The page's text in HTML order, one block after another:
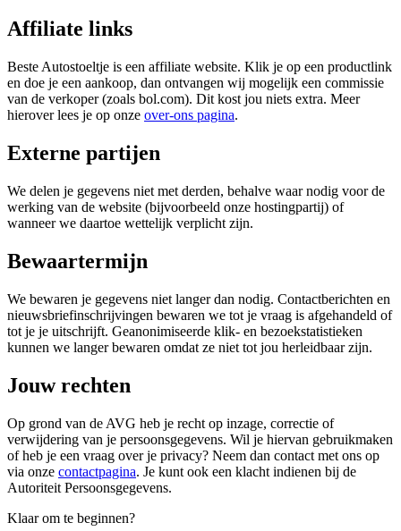
Affiliate links
Beste Autostoeltje is een affiliate website. Klik je op een productlink
en doe je een aankoop, dan ontvangen wij mogelijk een commissie
van de verkoper (zoals bol.com). Dit kost jou niets extra. Meer
hierover lees je op onze over-ons pagina.
Externe partijen
We delen je gegevens niet met derden, behalve waar nodig voor de
werking van de website (bijvoorbeeld onze hostingpartij) of
wanneer we daartoe wettelijk verplicht zijn.
Bewaartermijn
We bewaren je gegevens niet langer dan nodig. Contactberichten en
nieuwsbriefinschrijvingen bewaren we tot je vraag is afgehandeld of
tot je je uitschrijft. Geanonimiseerde klik- en bezoekstatistieken
kunnen we langer bewaren omdat ze niet tot jou herleidbaar zijn.
Jouw rechten
Op grond van de AVG heb je recht op inzage, correctie of
verwijdering van je persoonsgegevens. Wil je hiervan gebruikmaken
of heb je een vraag over je privacy? Neem dan contact met ons op
via onze contactpagina. Je kunt ook een klacht indienen bij de
Autoriteit Persoonsgegevens.
Klaar om te beginnen?